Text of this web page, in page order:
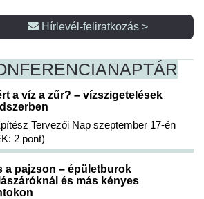
Hírlevél-feliratkozás >
NAPTÁR
a víz a zűr? – vízszigetelések
Tervezői Nap szeptember 17-én
2 pont)
a pajzson – épületburok
és más kényes